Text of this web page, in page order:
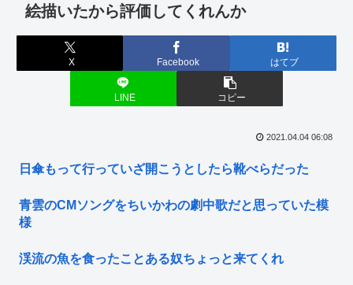
絵描いたから評価してくれんか
X Facebook はてブ
LINE コピー
2021.04.04 06:08
日傘もって行っていざ開こうとしたら靴べらだった
青雲のCMソングをちいかわの劇中歌だと思っていた模
様
渓流の魚を食ったことある奴ちょっと来てくれ